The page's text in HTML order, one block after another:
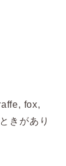
fox,
きがあり